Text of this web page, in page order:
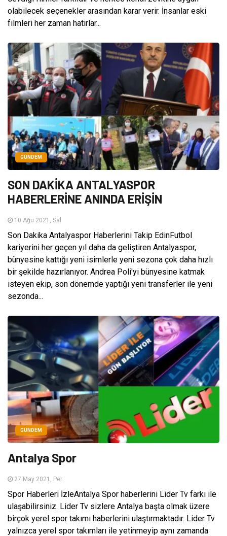
olabilecek seçenekler arasından karar verir. İnsanlar eski
filmleri her zaman hatırlar...
GÜNDEM
SON DAKİKA ANTALYASPOR
HABERLERİNE ANINDA ERİŞİN
10 Ağu 2021, Sal
Son Dakika Antalyaspor Haberlerini Takip EdinFutbol
kariyerini her geçen yıl daha da geliştiren Antalyaspor,
bünyesine kattığı yeni isimlerle yeni sezona çok daha hızlı
bir şekilde hazırlanıyor. Andrea Poli'yi bünyesine katmak
isteyen ekip, son dönemde yaptığı yeni transferler ile yeni
sezonda...
GÜNDEM
Antalya Spor
27 May 2021, Per
Spor Haberleri İzleAntalya Spor haberlerini Lider Tv farkı ile
ulaşabilirsiniz. Lider Tv sizlere Antalya başta olmak üzere
birçok yerel spor takımı haberlerini ulaştırmaktadır. Lider Tv
yalnızca yerel spor takımları ile yetinmeyip aynı zamanda